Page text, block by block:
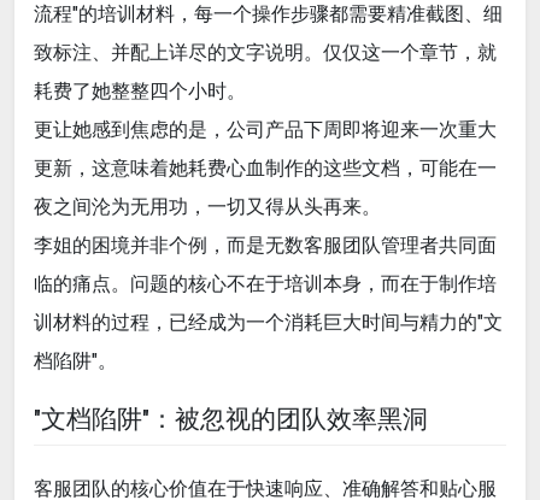
流程"的培训材料，每一个操作步骤都需要精准截图、细
致标注、并配上详尽的文字说明。仅仅这一个章节，就
耗费了她整整四个小时。
更让她感到焦虑的是，公司产品下周即将迎来一次重大
更新，这意味着她耗费心血制作的这些文档，可能在一
夜之间沦为无用功，一切又得从头再来。
李姐的困境并非个例，而是无数客服团队管理者共同面
临的痛点。问题的核心不在于培训本身，而在于制作培
训材料的过程，已经成为一个消耗巨大时间与精力的"文
档陷阱"。
"文档陷阱"：被忽视的团队效率黑洞
客服团队的核心价值在于快速响应、准确解答和贴心服